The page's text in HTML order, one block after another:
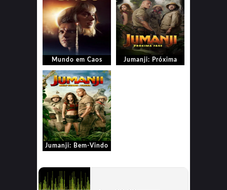
Mundo em Caos
Jumanji: Próxima
Jumanji: Bem-Vindo